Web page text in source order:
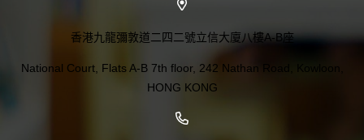
香港九龍彌敦道二四二號立信大廈八樓A-B座
National Court, Flats A-B 7th floor, 242 Nathan Road, Kowloon,
HONG KONG